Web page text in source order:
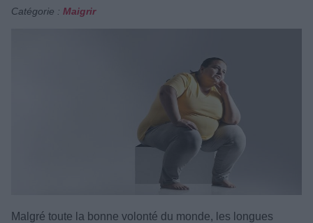
Catégorie : Maigrir
Malgré toute la bonne volonté du monde, les longues